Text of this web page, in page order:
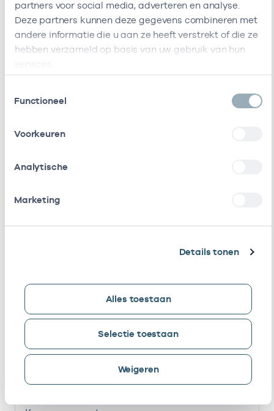
partners voor social media, adverteren en analyse.
Deze partners kunnen deze gegevens combineren met
andere informatie die u aan ze heeft verstrekt of die ze
hebben verzameld op basis van uw gebruik van hun
Functioneel
Voorkeuren
Analytische
Marketing
Details tonen
Alles toestaan
Selectie toestaan
Weigeren
Naam Rol AGB-
Stichting Spoedpost Zuid-
Kennemerland
Vrijgevestigd
(MTO
Gezondheidscentra
(Ketenzorg)
Kcoetz Diabetes B.v
getekend)
Eigenaar
Kcoetz Netwerk Ggz B.v.
Vrijgevestigd
(MTO
getekend)
Kcoetz Cvrm B.v. I.o.
(MTO